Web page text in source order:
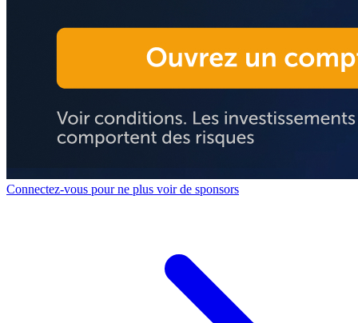
Connectez-vous pour ne plus voir de sponsors